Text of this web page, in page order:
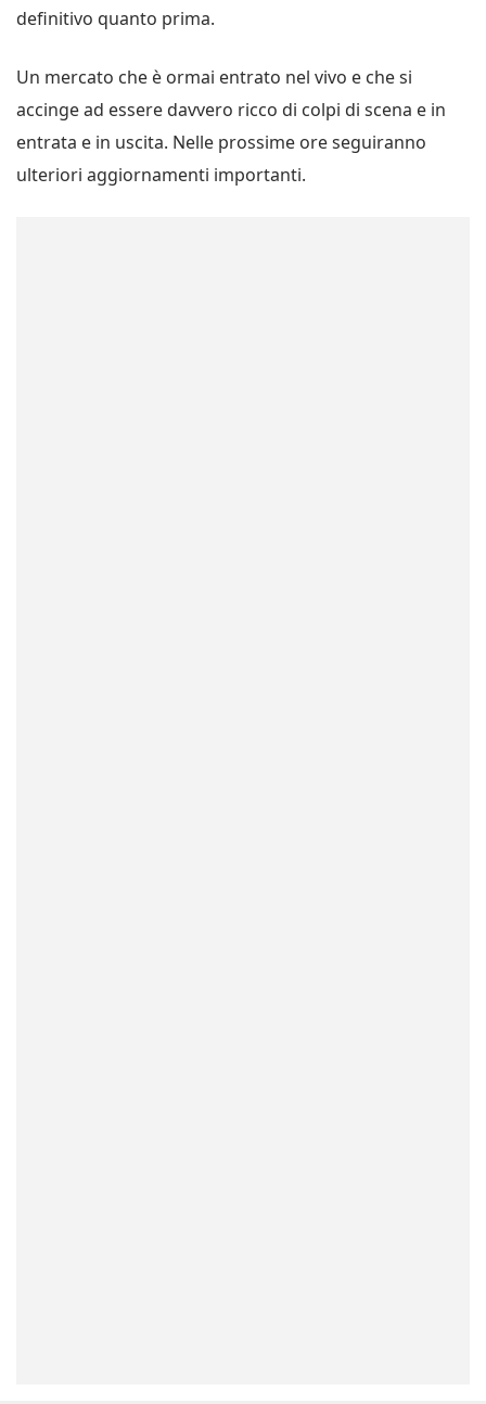
definitivo quanto prima.
Un mercato che è ormai entrato nel vivo e che si
accinge ad essere davvero ricco di colpi di scena e in
entrata e in uscita. Nelle prossime ore seguiranno
ulteriori aggiornamenti importanti.